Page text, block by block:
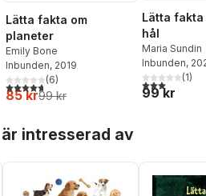
röster:
Lätta fakta om
planeter
Emily Bone
Inbunden, 2019
4,7utav 5 stjärnor. Totalt antal röster:
(6)
85 kr99 kr
Lätta fakta
hål
Maria Sundin
Inbunden,
3,0utav 5(1)
99 kr
intresserad av